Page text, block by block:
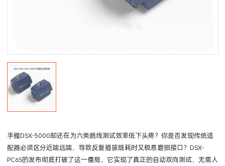
手握DSX-5000却还在为六类跳线测试效率低下头疼？你是否发现传统适
配器必须区分近端远端，导致反复插拔既耗时又极易磨损接口？DSX-
PC6S的发布彻底打破了这一僵局，它实现了真正的自动双向测试，无需人